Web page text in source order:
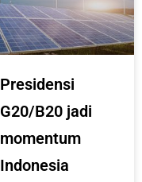
Presidensi
G20/B20 jadi
momentum
Indonesia